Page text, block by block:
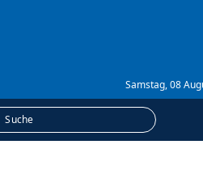
Samstag, 08